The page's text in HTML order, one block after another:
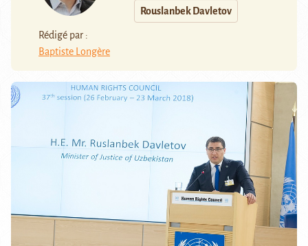
Rédigé par :
Baptiste Longère
Rouslanbek Davletov